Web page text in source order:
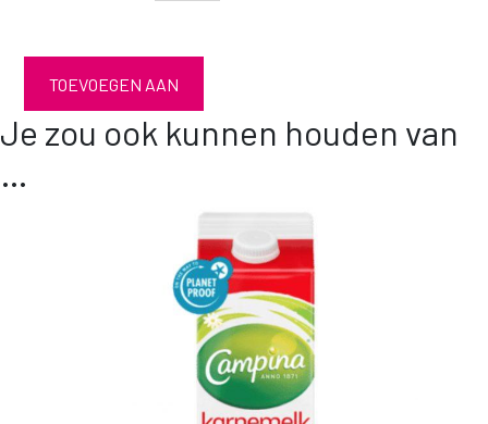
TOEVOEGEN AAN
WINKELWAGEN
Je zou ook kunnen houden van
…